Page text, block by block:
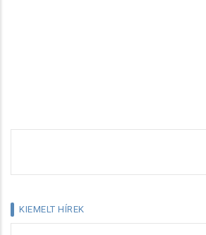
KIEMELT HÍREK